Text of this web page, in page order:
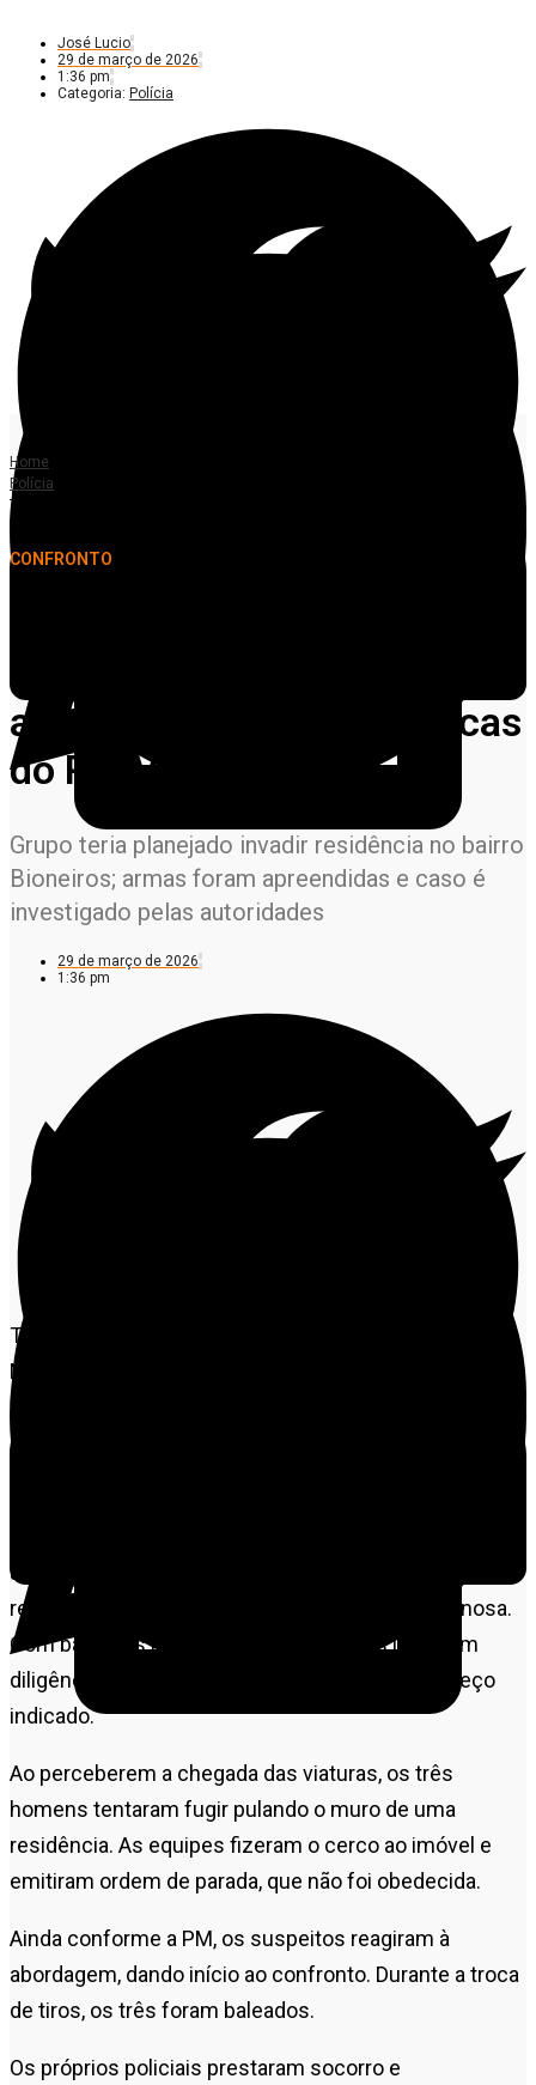
José Lucio
29 de março de 2026
1:36 pm
Categoria: Polícia
Home
Polícia
Três suspeitos morrem em confronto com a PM durante ação contra roubo
CONFRONTO
confronto com a PM durante
ação contra roubo em Lucas
do Rio Verde
Grupo teria planejado invadir residência no bairro
Bioneiros; armas foram apreendidas e caso é
investigado pelas autoridades
29 de março de 2026
1:36 pm
Três homens morreram em confronto com a Polícia
Militar na madrugada deste domingo (29), no bairro
Bioneiros, em
após informações sobre um possível roubo a
acionadas após a
repassar dados sobre a possível investida criminosa.
Com base nas informações, os policiais iniciaram
diligências e localizaram os suspeitos no endereço
indicado.
Ao perceberem a chegada das viaturas, os três
homens tentaram fugir pulando o muro de uma
residência. As equipes fizeram o cerco ao imóvel e
emitiram ordem de parada, que não foi obedecida.
Ainda conforme a PM, os suspeitos reagiram à
abordagem, dando início ao confronto. Durante a troca
de tiros, os três foram baleados.
Os próprios policiais prestaram socorro e